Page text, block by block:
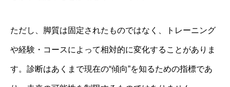
ただし、脚質は固定されたものではなく、トレーニング
や経験・コースによって相対的に変化することがありま
す。診断はあくまで現在の“傾向”を知るための指標であ